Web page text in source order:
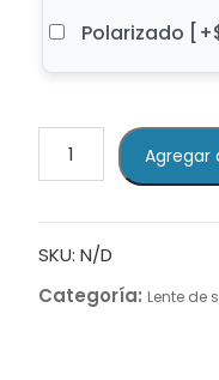
Polarizado
GU7690
Agregar
SKU: N/D
Categoría: Lente de